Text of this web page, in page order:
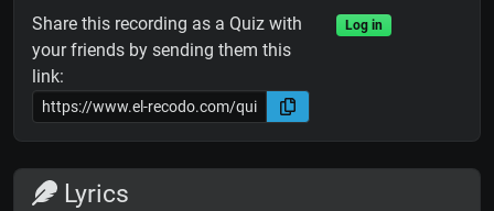
Share this recording as a Quiz with
your friends by sending them this
link:
Log in
Lyrics